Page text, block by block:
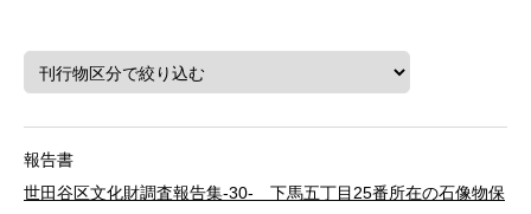
報告書
世田谷区文化財調査報告集-30- 下馬五丁目25番所在の石像物保